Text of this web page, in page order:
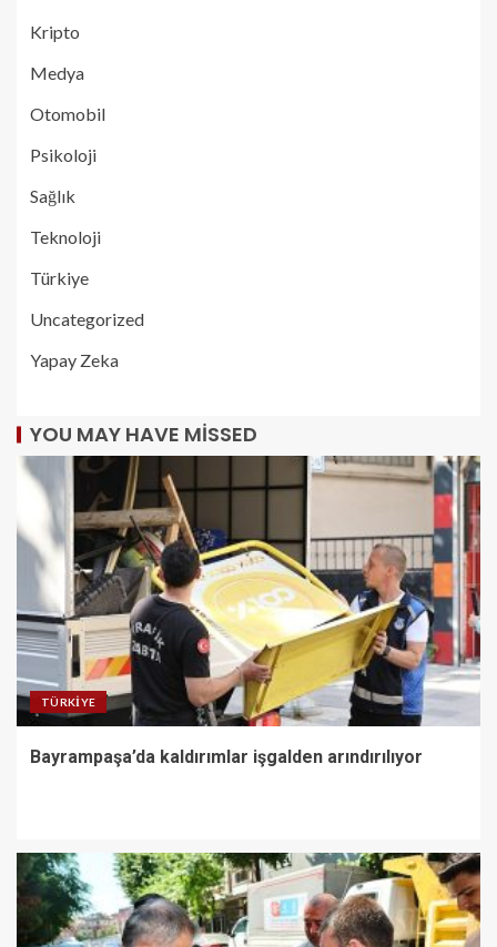
Kripto
Medya
Otomobil
Psikoloji
Sağlık
Teknoloji
Türkiye
Uncategorized
Yapay Zeka
YOU MAY HAVE MISSED
TÜRKIYE
Bayrampaşa’da kaldırımlar işgalden arındırılıyor